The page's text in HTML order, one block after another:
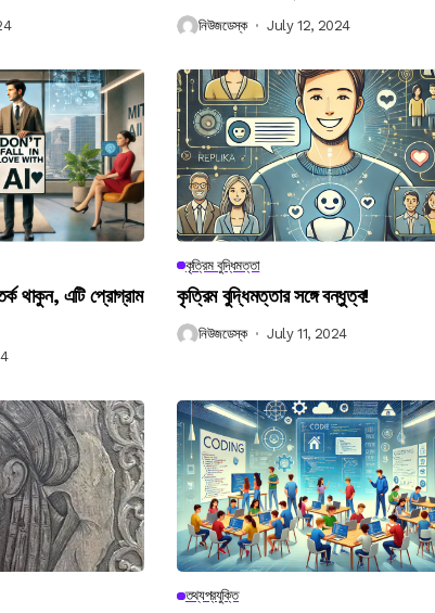
নিউজডেস্ক July 12, 2024
থাকুন, এটি প্রোগ্রাম
কৃত্রিম বুদ্ধিমত্তা
কৃত্রিম বুদ্ধিমত্তার সঙ্গে বন্ধুত্ব!
নিউজডেস্ক July 11, 2024
তথ্যপ্রযুক্তি